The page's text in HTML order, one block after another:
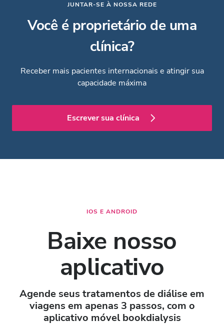
JUNTAR-SE À NOSSA REDE
Você é proprietário de uma
clínica?
Receber mais pacientes internacionais e atingir sua
capacidade máxima
Escrever sua clínica
IOS E ANDROID
Baixe nosso
aplicativo
Agende seus tratamentos de diálise em
viagens em apenas 3 passos, com o
aplicativo móvel bookdialysis